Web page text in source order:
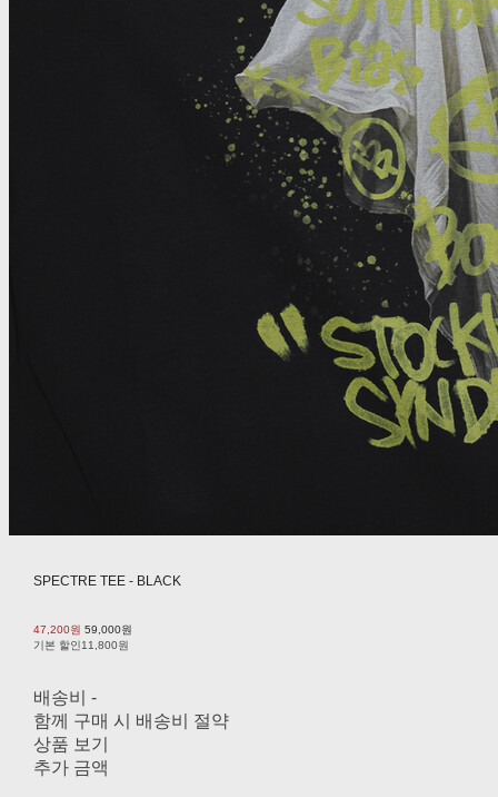
SPECTRE TEE - BLACK
47,200원 59,000원
기본 할인11,800원
배송비 -
함께 구매 시 배송비 절약
상품 보기
추가 금액